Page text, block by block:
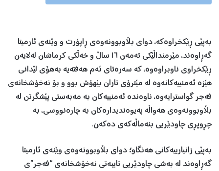
بەپێی ڕێکخراوەکە، دوای بڵاوبوونەوەی ڕاپۆرت و وێنەی ئارمیتا
گەڕاوەند، مێرمنداڵێکی تەمەن ١٦ ساڵ و خەڵکی کرماشان لەلایەن
ڕێکخراوی ناوبراوەوە، کە سەرەتای ئەم هەفتەیە بەهۆی لێدانی
هێزە ئەمنییەکانەوە لە مێترۆی تاران بێهۆش بوو و بۆ نەخۆشخانەی
فەجر گواسترایەوە، ناوەندە ئەمنییەکان بە مەبەستی پێشگرتن لە
بڵاوبوونەوەی هەواڵە پەیوەندیدارەکان بە چارەنووسی، بە
چڕوپڕی چاودێریی بنەماڵەکەی دەکەن.
بەپێی زانیارییەکانی هەنگاو؛ دوای بڵاوبوونەوەی وێنەی ئارمیتا
گەڕاوەند لە بەشی چاودێریی تایبەتی نەخۆشخانەی “فەجر”ی